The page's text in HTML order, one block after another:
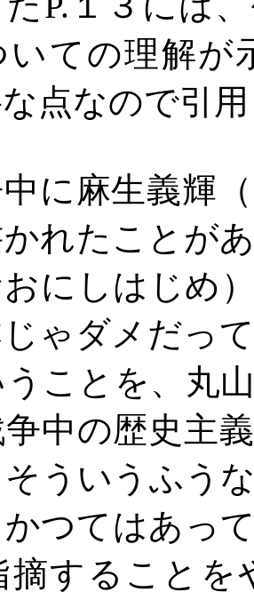
いての理解が
点なので引
に麻生義輝
れたことが
にしはじめ
ゃダメだっ
ことを、丸
中の歴史主
そういうふう
つてはあっ
摘すること